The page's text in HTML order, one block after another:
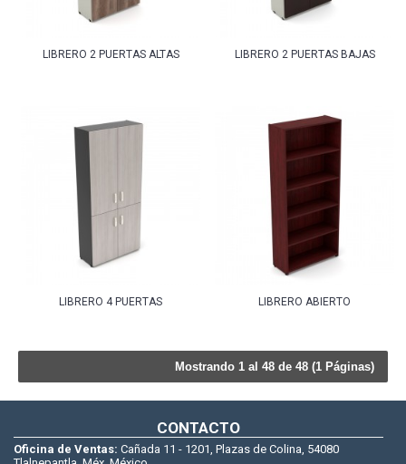
LIBRERO 2 PUERTAS ALTAS LIBRERO 2 PUERTAS BAJAS
LIBRERO 4 PUERTAS LIBRERO ABIERTO
Mostrando 1 al 48 de 48 (1 Páginas)
CONTACTO
Oficina de Ventas: Cañada 11 - 1201, Plazas de Colina, 54080